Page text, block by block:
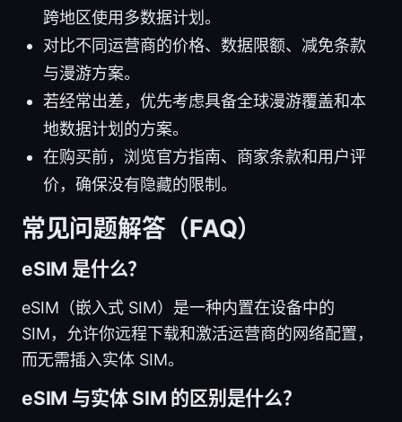
跨地区使用多数据计划。
对比不同运营商的价格、数据限额、减免条款
与漫游方案。
若经常出差，优先考虑具备全球漫游覆盖和本
地数据计划的方案。
在购买前，浏览官方指南、商家条款和用户评
价，确保没有隐藏的限制。
常见问题解答（FAQ）
eSIM 是什么？
eSIM（嵌入式 SIM）是一种内置在设备中的
SIM，允许你远程下载和激活运营商的网络配置，
而无需插入实体 SIM。
eSIM 与实体 SIM 的区别是什么？